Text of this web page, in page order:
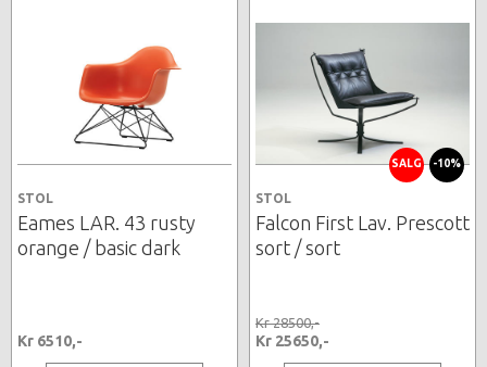
STOL
Eames LAR. 43 rusty
orange / basic dark
Kr 6510,-
SALG -10%
STOL
Falcon First Lav. Prescott
sort / sort
Kr 28500,-
Kr 25650,-